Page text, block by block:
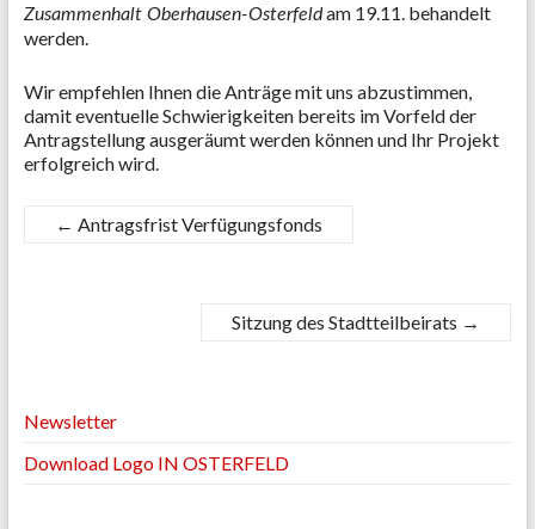
Zusammenhalt Oberhausen-Osterfeldam 19.11. behandelt
werden.
Wir empfehlen Ihnen die Anträge mit uns abzustimmen,
damit eventuelle Schwierigkeiten bereits im Vorfeld der
Antragstellung ausgeräumt werden können und Ihr Projekt
erfolgreich wird.
← Antragsfrist Verfügungsfonds
Sitzung des Stadtteilbeirats →
Newsletter
Download Logo IN OSTERFELD